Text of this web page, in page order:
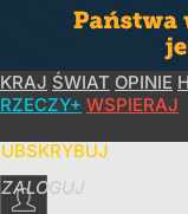
KRAJ ŚWIAT OPINIE
RZECZY+ WSPIERAJ
ZALOGUJ